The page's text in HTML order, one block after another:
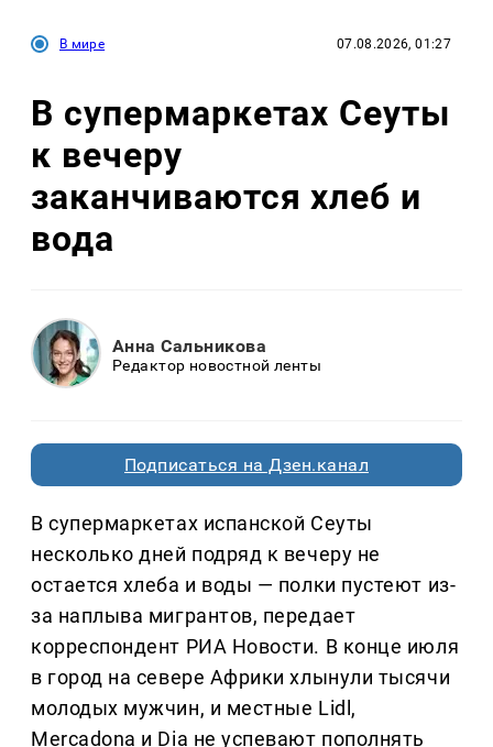
В мире 07.08.2026, 01:27
В супермаркетах Сеуты
к вечеру
заканчиваются хлеб и
вода
Анна Сальникова
Редактор новостной ленты
Подписаться на Дзен.канал
В супермаркетах испанской Сеуты
несколько дней подряд к вечеру не
остается хлеба и воды — полки пустеют из-
за наплыва мигрантов, передает
корреспондент РИА Новости. В конце июля
в город на севере Африки хлынули тысячи
молодых мужчин, и местные Lidl,
Mercadona и Dia не успевают пополнять